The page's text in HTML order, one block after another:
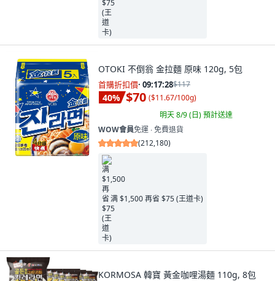
OTOKI 不倒翁 金拉麵 原味 120g, 5包
首購折扣價· 09:17:26$117
40% $70 ($11.67/100g)
明天 8/9 (日)預計送達
WOW會員免運 ∙ 免費退貨
(212,180)
满 $1,500 再省 $75 (王道卡)
KORMOSA 韓寶 黃金咖哩湯麵 110g, 8包